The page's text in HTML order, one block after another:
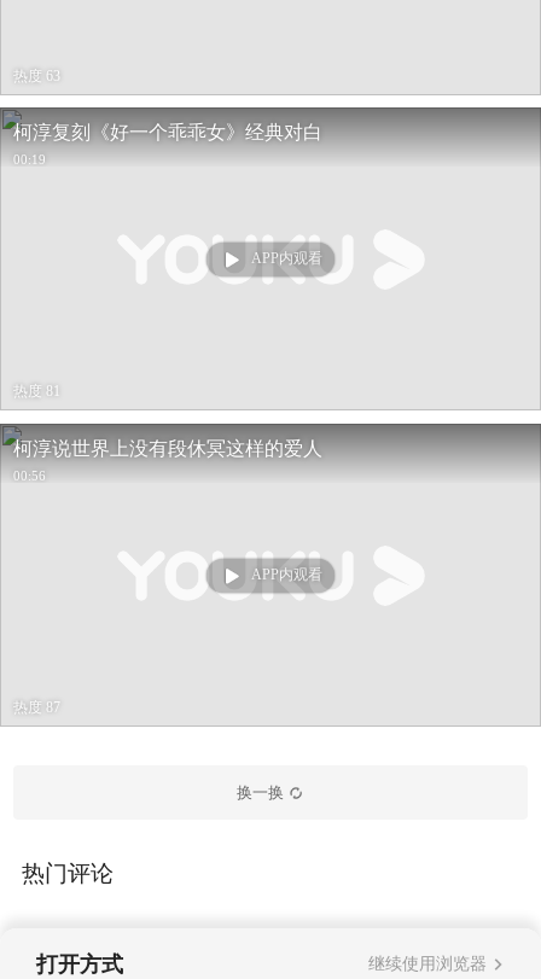
热度 63
柯淳复刻《好一个乖乖女》经典对白
00:19
APP内观看
热度 81
柯淳说世界上没有段休冥这样的爱人
00:56
APP内观看
热度 87
换一换
热门评论
打开方式 继续使用浏览器